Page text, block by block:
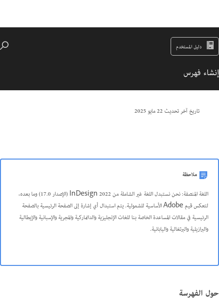
دليل المستخدم
إنشاء فهرس
تاريخ آخر تحديث22 مايو 2025
ملاحظة
اللغة المنصفة: نحن نستبدل اللغة غير الشاملة من InDesign 2022 (الإصدار 17.0) وما بعده،
لتعكس قيم Adobe الأساسية للشمولية. يتم استبدال أي إشارة إلى الصفحة الرئيسية بالصفحة
الرئيسية في مقالات المساعدة الخاصة بنا للغات الإنجليزية والدانماركية والمجرية والإسبانية والإيطالية
والبرازيلية والبرتغالية واليابانية.
حول الفهرسة